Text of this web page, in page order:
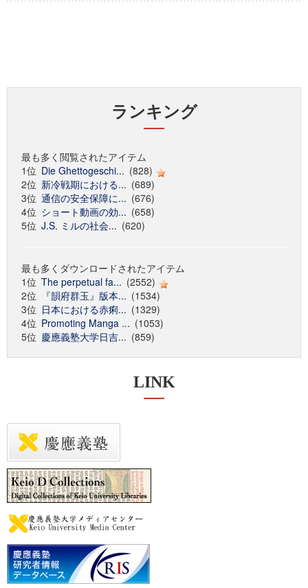
ランキング
最も多く閲覧されたアイテム
1位 Die Ghettogeschi... (828)
2位 新冷戦期における... (689)
3位 通信の安全保障に... (676)
4位 ショート動画の効... (658)
5位 J.S. ミルの社会... (620)
最も多くダウンロードされたアイテム
1位 The perpetual fa... (2552)
2位
『韻府群玉』版本... (1534)
3位 日本における赤痢... (1329)
4位 Promoting Manga ... (1053)
5位 慶應義塾大学日吉... (859)
LINK